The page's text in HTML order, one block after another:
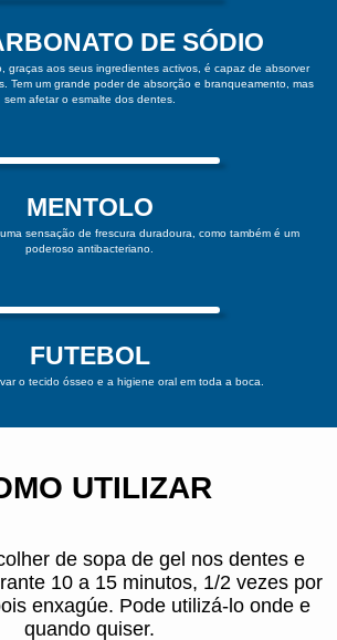
DE SÓDIO
graças aos seus ingredientes activos, é capaz de absorver
Tem um grande poder de absorção e branqueamento, mas
sem afetar o esmalte dos dentes.
MENTOLO
sensação de frescura duradoura, como também é um
poderoso antibacteriano.
FUTEBOL
o tecido ósseo e a higiene oral em toda a boca.
UTILIZAR
de sopa de gel nos dentes e
10 a 15 minutos, 1/2 vezes por
enxagúe. Pode utilizá-lo onde e
quando quiser.